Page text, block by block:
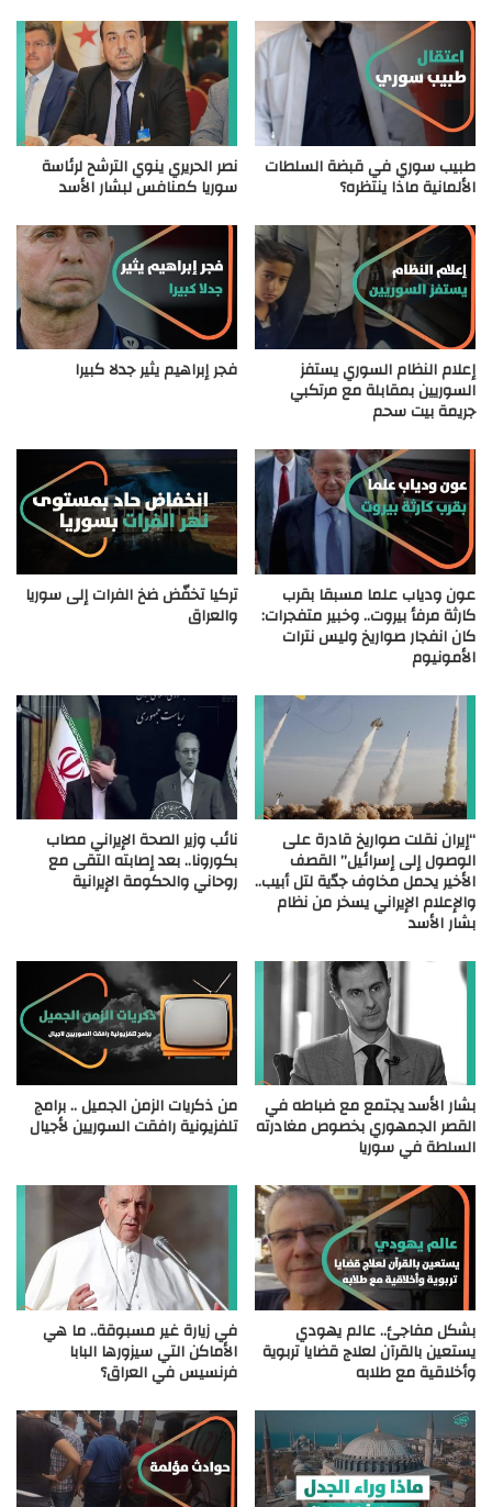
طبيب سوري في قبضة السلطات
الألمانية ماذا ينتظره؟
نصر الحريري ينوي الترشح لرئاسة
سوريا كمنافس لبشار الأسد
إعلام النظام السوري يستفز
السوريين بمقابلة مع مرتكبي
جريمة بيت سحم
فجر إبراهيم يثير جدلا كبيرا
عون ودياب علما مسبقا بقرب
كارثة مرفأ بيروت.. وخبير متفجرات:
كان انفجار صواريخ وليس نترات
الأمونيوم
تركيا تخفّض ضخ الفرات إلى سوريا
والعراق
“إيران نقلت صواريخ قادرة على
الوصول إلى إسرائيل” القصف
الأخير يحمل مخاوف جدّية لتل أبيب..
والإعلام الإيراني يسخر من نظام
بشار الأسد
نائب وزير الصحة الإيراني مصاب
بكورونا.. بعد إصابته التقى مع
روحاني والحكومة الإيرانية
بشار الأسد يجتمع مع ضباطه في
القصر الجمهوري بخصوص مغادرته
السلطة في سوريا
من ذكريات الزمن الجميل .. برامج
تلفزيونية رافقت السوريين لأجيال
بشكل مفاجئ.. عالم يهودي
يستعين بالقرآن لعلاج قضايا تربوية
وأخلاقية مع طلابه
في زيارة غير مسبوقة.. ما هي
الأماكن التي سيزورها البابا
فرنسيس في العراق؟